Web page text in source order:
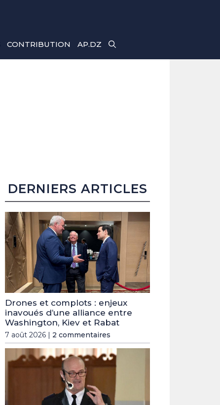
CONTRIBUTION AP.DZ
DERNIERS ARTICLES
Drones et complots : enjeux
inavoués d’une alliance entre
Washington, Kiev et Rabat
7 août 2026 | 2 commentaires